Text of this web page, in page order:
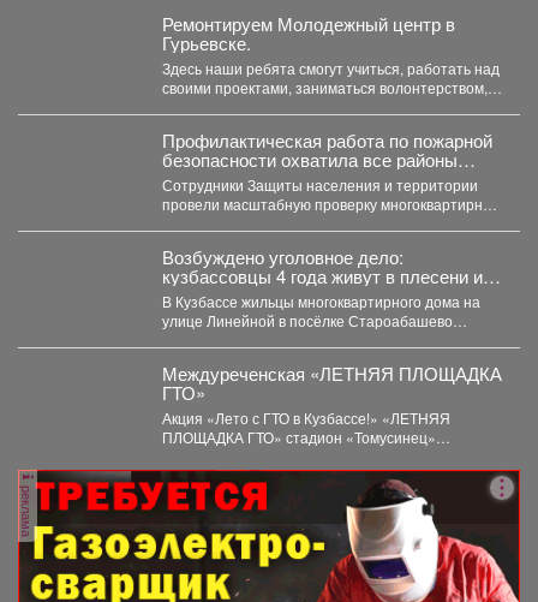
Ремонтируем Молодежный центр в
Гурьевске.
Здесь наши ребята смогут учиться, работать над
своими проектами, заниматься волонтерством,
Профилактическая работа по пожарной
безопасности охватила все районы
Новокузнецка
Сотрудники Защиты населения и территории
провели масштабную проверку многоквартирных
Возбуждено уголовное дело:
кузбассовцы 4 года живут в плесени и
ждут помощи
В Кузбассе жильцы многоквартирного дома на
улице Линейной в посёлке Староабашево
Междуреченская «ЛЕТНЯЯ ПЛОЩАДКА
ГТО»
Акция «Лето с ГТО в Кузбассе!» «ЛЕТНЯЯ
ПЛОЩАДКА ГТО» стадион «Томусинец»
реклама